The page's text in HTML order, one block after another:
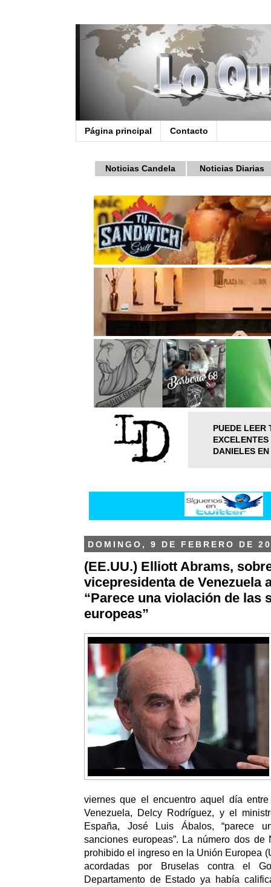
Página principal Contacto
Noticias Candela Noticias Diarias
PUEDE LEER
DANIELES
DOMINGO, 9 DE FEBRERO DE
(EE.UU.) Elliott Abrams,
vicepresidenta de Venezuela
“Parece una violación de las
europeas”
viernes que el encuentro aquel día
Venezuela, Delcy Rodríguez, y el
España, José Luis Ábalos, “parece
sanciones europeas”. La número dos de
prohibido el ingreso en la Unión Europea
acordadas por Bruselas contra el
Departamento de Estado ya había